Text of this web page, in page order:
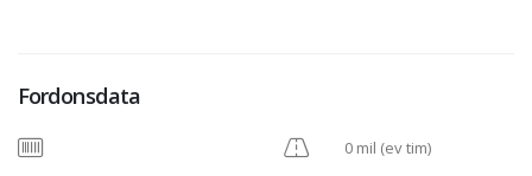
Fordonsdata
0 mil (ev tim)